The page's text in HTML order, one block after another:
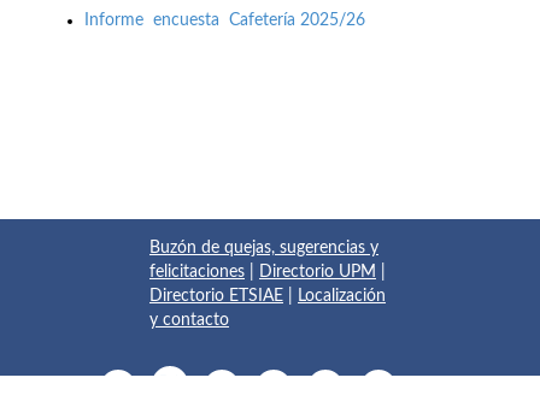
Informe encuesta Cafetería 2025/26
Buzón de quejas, sugerencias y
felicitaciones
Directorio UPM
Directorio ETSIAE
Localización
y contacto